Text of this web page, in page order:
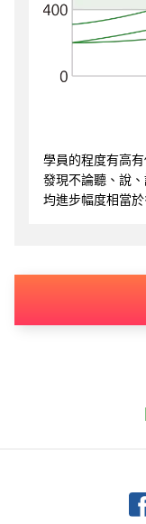
學員的程度有高
發現不論聽、說
均進步幅度相當